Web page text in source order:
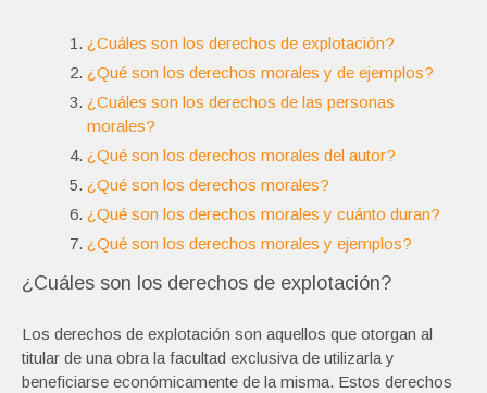
¿Cuáles son los derechos de explotación?
¿Qué son los derechos morales y de ejemplos?
¿Cuáles son los derechos de las personas
morales?
¿Qué son los derechos morales del autor?
¿Qué son los derechos morales?
¿Qué son los derechos morales y cuánto duran?
¿Qué son los derechos morales y ejemplos?
¿Cuáles son los derechos de explotación?
Los derechos de explotación son aquellos que otorgan al
titular de una obra la facultad exclusiva de utilizarla y
beneficiarse económicamente de la misma. Estos derechos